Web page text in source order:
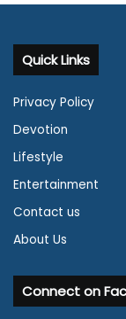
Quick Links
Privacy Policy
Devotion
Lifestyle
Entertainment
Contact us
About Us
Connect on